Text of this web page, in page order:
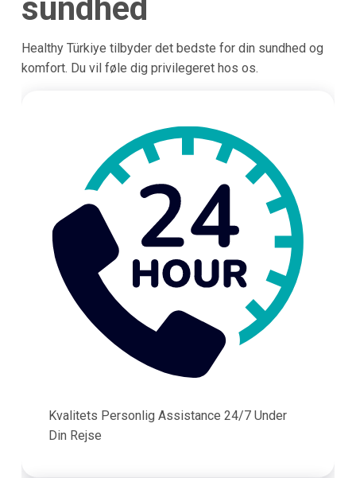
sundhed
Healthy Türkiye tilbyder det bedste for din sundhed og
komfort. Du vil føle dig privilegeret hos os.
Kvalitets Personlig Assistance 24/7 Under
Din Rejse